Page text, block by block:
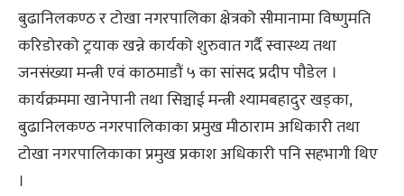
बुढानिलकण्ठ र टोखा नगरपालिका क्षेत्रको सीमानामा विष्णुमति
करिडोरको ट्रयाक खन्ने कार्यको शुरुवात गर्दै स्वास्थ्य तथा
जनसंख्या मन्त्री एवं काठमाडौं ५ का सांसद प्रदीप पौडेल ।
कार्यक्रममा खानेपानी तथा सिञ्चाई मन्त्री श्यामबहादुर खड्का,
बुढानिलकण्ठ नगरपालिकाका प्रमुख मीठाराम अधिकारी तथा
टोखा नगरपालिकाका प्रमुख प्रकाश अधिकारी पनि सहभागी थिए
।